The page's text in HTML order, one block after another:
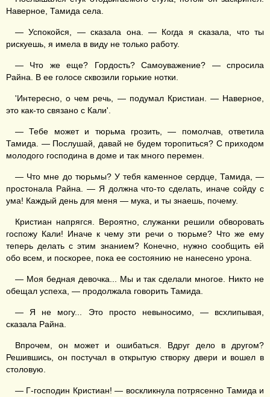
Наверное, Тамида села.
— Успокойся, — сказала она. — Когда я сказала, что ты
рискуешь, я имела в виду не только работу.
— Что же еще? Гордость? Самоуважение? — спросила
Райна. В ее голосе сквозили горькие нотки.
'Интересно, о чем речь, — подумал Кристиан. — Наверное,
это как-то связано с Кали'.
— Тебе может и тюрьма грозить, — помолчав, ответила
Тамида. — Послушай, давай не будем торопиться? С приходом
молодого господина в доме и так много перемен.
— Что мне до тюрьмы? У тебя каменное сердце, Тамида, —
простонала Райна. — Я должна что-то сделать, иначе сойду с
ума! Каждый день для меня — мука, и ты знаешь, почему.
Кристиан напрягся. Вероятно, служанки решили обворовать
госпожу Кали! Иначе к чему эти речи о тюрьме? Что же ему
теперь делать с этим знанием? Конечно, нужно сообщить ей
обо всем, и поскорее, пока ее состоянию не нанесено урона.
— Моя бедная девочка... Мы и так сделали многое. Никто не
обещал успеха, — продолжала говорить Тамида.
— Я не могу... Это просто невыносимо, — всхлипывая,
сказала Райна.
Впрочем, он может и ошибаться. Вдруг дело в другом?
Решившись, он постучал в открытую створку двери и вошел в
столовую.
— Г-господин Кристиан! — воскликнула потрясенно Тамида и